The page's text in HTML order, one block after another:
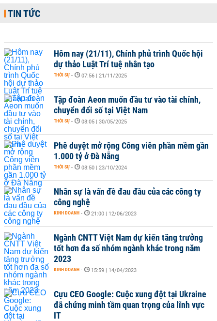
TIN TỨC
Hôm nay (21/11), Chính phủ trình Quốc hội
dự thảo Luật Trí tuệ nhân tạo
THỜI SỰ - 07:56 | 21/11/2025
Tập đoàn Aeon muốn đầu tư vào tài chính,
chuyển đổi số tại Việt Nam
THỜI SỰ - 08:05 | 30/05/2025
Phê duyệt mở rộng Công viên phần mềm gần
1.000 tỷ ở Đà Nẵng
THỜI SỰ - 08:50 | 23/10/2024
Nhân sự là vấn đề đau đầu của các công ty
công nghệ
KINH DOANH - 21:00 | 12/06/2023
Ngành CNTT Việt Nam dự kiến tăng trưởng
tốt hơn đa số nhóm ngành khác trong năm
2023
KINH DOANH - 15:59 | 14/04/2023
Cựu CEO Google: Cuộc xung đột tại Ukraine
đã chứng minh tầm quan trọng của lĩnh vực
IT